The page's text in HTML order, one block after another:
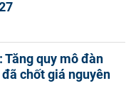
quy mô đàn
chốt giá nguyên